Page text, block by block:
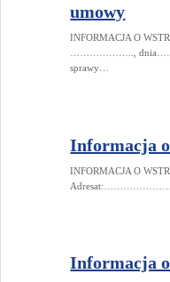
umowy
INFORMACJA O
………………..,
sprawy…
Informacja
INFORMACJA O
Informacja